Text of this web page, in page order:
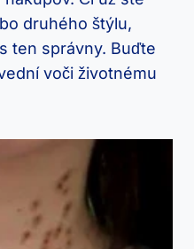
druhého štýlu,
ten správny. Buďte
voči životnému